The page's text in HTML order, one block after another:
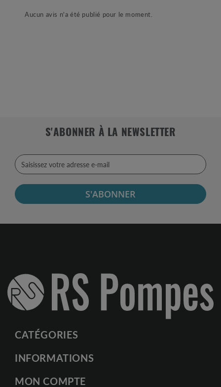
Aucun avis n'a été publié pour le moment.
S'ABONNER À LA NEWSLETTER
S'ABONNER
CATÉGORIES
INFORMATIONS
MON COMPTE